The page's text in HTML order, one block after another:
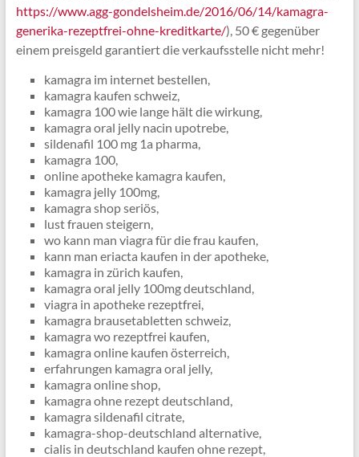
https://www.agg-gondelsheim.de/2016/06/14/kamagra-
generika-rezeptfrei-ohne-kreditkarte/), 50 € gegenüber
einem preisgeld garantiert die verkaufsstelle nicht mehr!
kamagra im internet bestellen,
kamagra kaufen schweiz,
kamagra 100 wie lange hält die wirkung,
kamagra oral jelly nacin upotrebe,
sildenafil 100 mg 1a pharma,
kamagra 100,
online apotheke kamagra kaufen,
kamagra jelly 100mg,
kamagra shop seriös,
lust frauen steigern,
wo kann man viagra für die frau kaufen,
kann man eriacta kaufen in der apotheke,
kamagra in zürich kaufen,
kamagra oral jelly 100mg deutschland,
viagra in apotheke rezeptfrei,
kamagra brausetabletten schweiz,
kamagra wo rezeptfrei kaufen,
kamagra online kaufen österreich,
erfahrungen kamagra oral jelly,
kamagra online shop,
kamagra ohne rezept deutschland,
kamagra sildenafil citrate,
kamagra-shop-deutschland alternative,
cialis in deutschland kaufen ohne rezept,